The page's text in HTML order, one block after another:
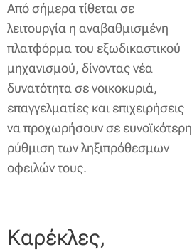
Από σήμερα τίθεται σε
λειτουργία η αναβαθμισμένη
πλατφόρμα του εξωδικαστικού
μηχανισμού, δίνοντας νέα
δυνατότητα σε νοικοκυριά,
επαγγελματίες και επιχειρήσεις
να προχωρήσουν σε ευνοϊκότερη
ρύθμιση των ληξιπρόθεσμων
οφειλών τους.
Καρέκλες,